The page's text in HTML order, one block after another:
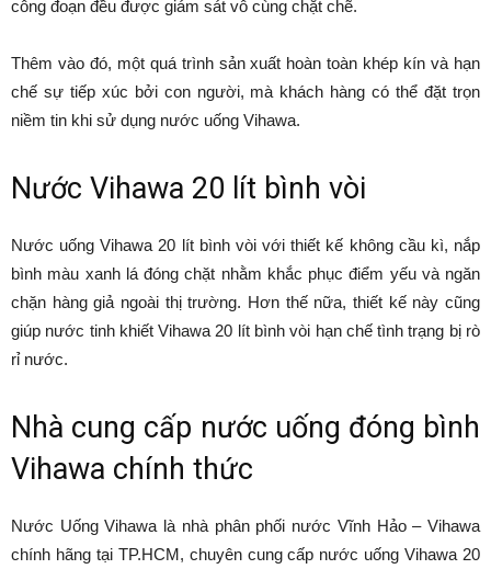
công đoạn đều được giám sát vô cùng chặt chẽ.
Thêm vào đó, một quá trình sản xuất hoàn toàn khép kín và hạn
chế sự tiếp xúc bởi con người, mà khách hàng có thể đặt trọn
niềm tin khi sử dụng nước uống Vihawa.
Nước Vihawa 20 lít bình vòi
Nước uống Vihawa 20 lít bình vòi với thiết kế không cầu kì, nắp
bình màu xanh lá đóng chặt nhằm khắc phục điểm yếu và ngăn
chặn hàng giả ngoài thị trường. Hơn thế nữa, thiết kế này cũng
giúp nước tinh khiết Vihawa 20 lít bình vòi hạn chế tình trạng bị rò
rỉ nước.
Nhà cung cấp nước uống đóng bình
Vihawa chính thức
Nước Uống Vihawa là nhà phân phối nước Vĩnh Hảo – Vihawa
chính hãng tại TP.HCM, chuyên cung cấp nước uống Vihawa 20